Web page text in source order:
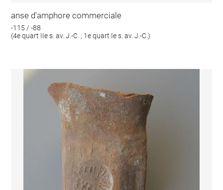
anse d'amphore commerciale
-115 / -88
(4e quart IIe s. av. J.-C. ; 1e quart Ie s. av. J.-C.)